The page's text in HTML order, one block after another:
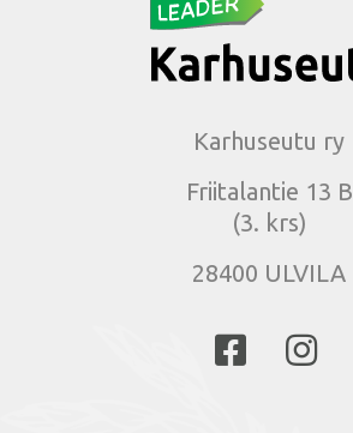
Karhuseutu ry
Friitalantie 13 B
(3. krs)
28400 ULVILA